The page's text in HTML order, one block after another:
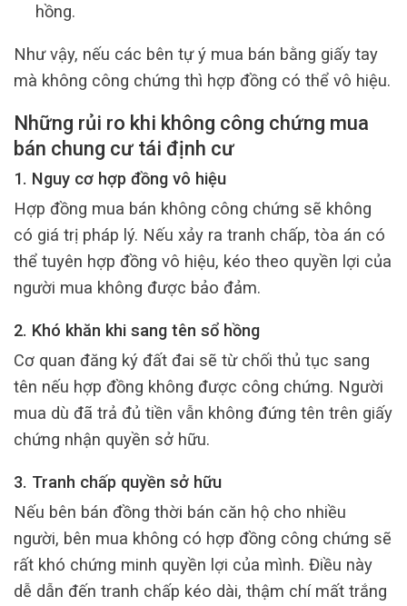
hồng.
Như vậy, nếu các bên tự ý mua bán bằng giấy tay
mà không công chứng thì hợp đồng có thể vô hiệu.
Những rủi ro khi không công chứng mua
bán chung cư tái định cư
1. Nguy cơ hợp đồng vô hiệu
Hợp đồng mua bán không công chứng sẽ không
có giá trị pháp lý. Nếu xảy ra tranh chấp, tòa án có
thể tuyên hợp đồng vô hiệu, kéo theo quyền lợi của
người mua không được bảo đảm.
2. Khó khăn khi sang tên sổ hồng
Cơ quan đăng ký đất đai sẽ từ chối thủ tục sang
tên nếu hợp đồng không được công chứng. Người
mua dù đã trả đủ tiền vẫn không đứng tên trên giấy
chứng nhận quyền sở hữu.
3. Tranh chấp quyền sở hữu
Nếu bên bán đồng thời bán căn hộ cho nhiều
người, bên mua không có hợp đồng công chứng sẽ
rất khó chứng minh quyền lợi của mình. Điều này
dễ dẫn đến tranh chấp kéo dài, thậm chí mất trắng